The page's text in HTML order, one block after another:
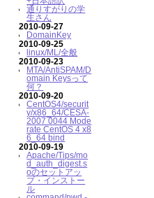
通りすがりの学
生さん
2010-09-27
DomainKey
2010-09-25
linux/ML/全般
2010-09-23
MTA/AntiSPAM/D
omain Keysって
何？
2010-09-20
CentOS4/securit
y/x86_64/CESA-
2007 0044 Mode
rate CentOS 4 x8
6_64 bind
2010-09-19
Apache/Tips/mo
d_auth_digest.s
oのセットアッ
プ・インストー
ル